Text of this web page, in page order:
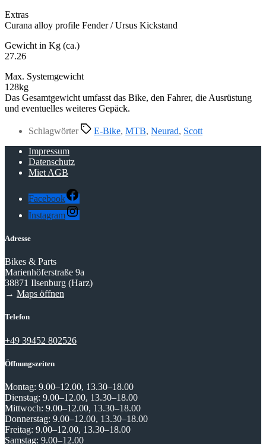
Extras
Curana alloy profile Fender / Ursus Kickstand
Gewicht in Kg (ca.)
27.26
Max. Systemgewicht
128kg
Das Gesamtgewicht umfasst das Bike, den Fahrer, die Ausrüstung
und eventuelles weiteres Gepäck.
Schlagwörter E-Bike, MTB, Neurad, Scott
Impressum
Datenschutz
Miet AGB
Facebook
Instagram
Adresse
Bikes & Parts
Marienhöferstraße 9a
38871 Ilsenburg (Harz)
→ Maps öffnen
Telefon
+49 39452 802526
Öffnungszeiten
Montag: 9.00–12.00, 13.30–18.00
Dienstag: 9.00–12.00, 13.30–18.00
Mittwoch: 9.00–12.00, 13.30–18.00
Donnerstag: 9.00–12.00, 13.30–18.00
Freitag: 9.00–12.00, 13.30–18.00
Samstag: 9.00–12.00